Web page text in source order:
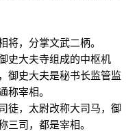
将，分掌文武二柄。
史大夫寺组成的中枢机
御史大夫是秘书长监管监
称宰相。
徒，太尉改称大司马，御
三司，都是宰相。